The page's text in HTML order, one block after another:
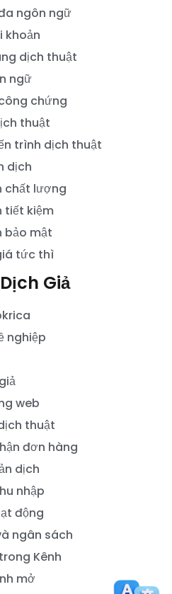
ngôn ngữ
khoản
dịch thuật
ngữ
chứng
thuật
trình dịch thuật
dịch
chất lượng
tiết kiệm
bảo mật
tức thì
Giả
nghiệp
web
thuật
đơn hàng
dịch
nhập
động
ngân sách
Kênh
mở
Theo dõi Thu